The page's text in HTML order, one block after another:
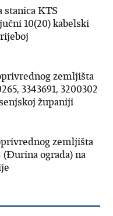
stanica KTS
10(20) kabelski
zemljišta
3343691, 3200302
županiji
zemljišta
ograda) na